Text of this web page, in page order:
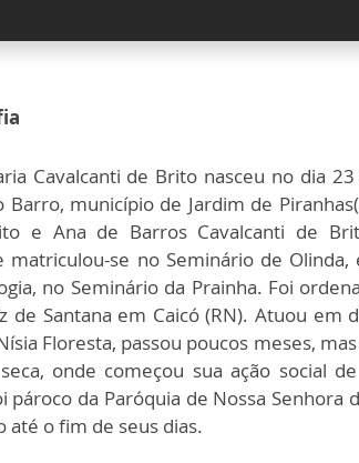
Cavalcanti de Brito nasceu no dia
Barro, município de Jardim de
e Ana de Barros Cavalcanti de
matriculou-se no Seminário de Olinda,
no Seminário da Prainha. Foi
de Santana em Caicó (RN). Atuou em
Floresta, passou poucos meses,
onde começou sua ação social
pároco da Paróquia de Nossa Senhora
até o fim de seus dias.